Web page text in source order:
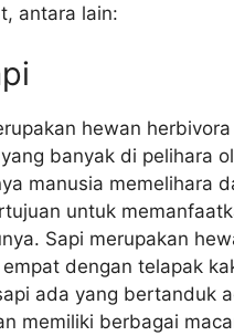
antara lain:
hewan
banyak di pelihara
manusia memelihara
untuk
Sapi merupakan
dengan telapak
ada yang bertanduk
memiliki berbagai